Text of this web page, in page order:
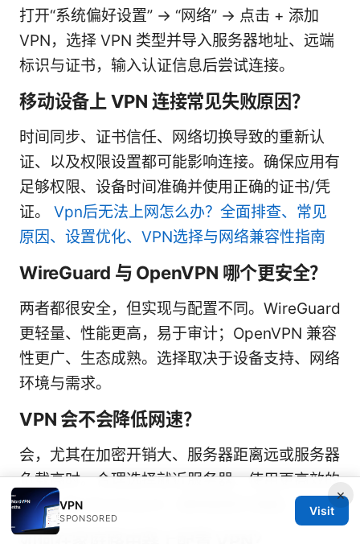
打开“系统偏好设置” -> “网络” -> 点击 + 添加
VPN，选择 VPN 类型并导入服务器地址、远端
标识与证书，输入认证信息后尝试连接。
移动设备上 VPN 连接常见失败原因？
时间同步、证书信任、网络切换导致的重新认
证、以及权限设置都可能影响连接。确保应用有
足够权限、设备时间准确并使用正确的证书/凭
证。 Vpn后无法上网怎么办？全面排查、常见
原因、设置优化、VPN选择与网络兼容性指南
WireGuard 与 OpenVPN 哪个更安全？
两者都很安全，但实现与配置不同。WireGuard
更轻量、性能更高，易于审计；OpenVPN 兼容
性更广、生态成熟。选择取决于设备支持、网络
环境与需求。
VPN 会不会降低网速？
会，尤其在加密开销大、服务器距离远或服务器
负载高时。合理选择就近服务器、使用更高效的
协议（如 WireGuard）通常能提升速度。
×
VPN
SPONSORED
Visit